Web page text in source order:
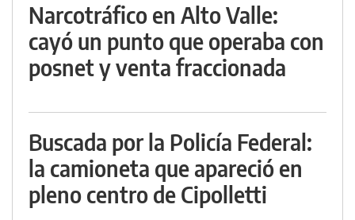
Narcotráfico en Alto Valle:
cayó un punto que operaba con
posnet y venta fraccionada
Buscada por la Policía Federal:
la camioneta que apareció en
pleno centro de Cipolletti